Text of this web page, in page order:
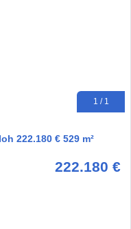
1 / 1
222.180 € 529 m²
222.180 €